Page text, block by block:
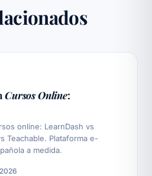
Cursos Online:
online: LearnDash vs
Teachable. Plataforma e-
a medida.